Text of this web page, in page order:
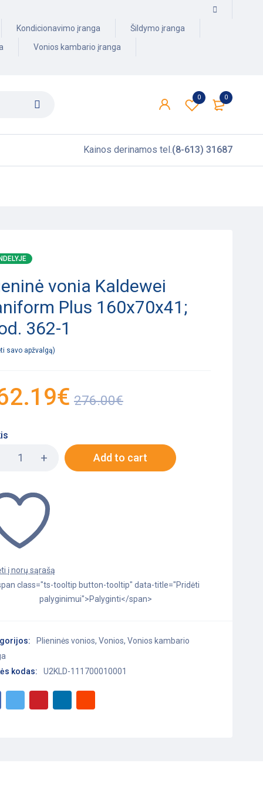
Kondicionavimo įranga
Šildymo įranga
Vonios kambario įranga
0
0
Kainos derinamos tel.(8-613) 31687
vonia Kaldewei
Plus 160x70x41;
362-1
savo apžvalgą
276.00€
€
Add to cart
class="ts-tooltip button-tooltip" data-title="Pridėti
palyginimui">Palyginti</span>
Plieninės vonios, Vonios, Vonios kambario
kodas:
U2KLD-111700010001